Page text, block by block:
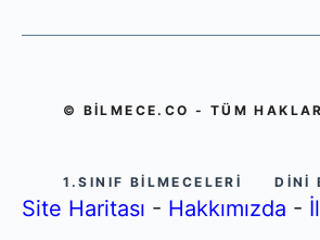
© BILMECE.CO - TÜM
1.SINIF BILMECELERI DINI
Site Haritası - Hakkımızda -